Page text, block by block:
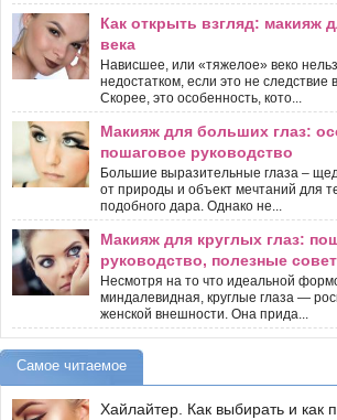
Как открыть взгляд: макияж
века
Нависшее, или «тяжелое» веко
недостатком, если это не следствие
Скорее, это особенность, кото...
Макияж для больших глаз:
пошаговое руководство
Большие выразительные глаза –
от природы и объект мечтаний для
подобного дара. Однако не...
Макияж для круглых глаз:
руководство, полезные
Несмотря на то что идеальной
миндалевидная, круглые глаза —
женской внешности. Она прида...
Самое читаемое
Хайлайтер. Как выбирать и как